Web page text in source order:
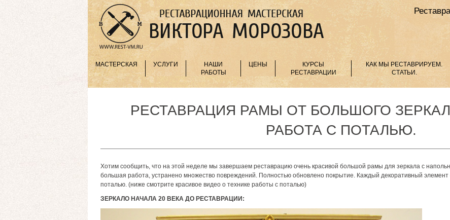
МАСТЕРСКАЯ УСЛУГИ
НАШИ
РАБОТЫ
ЦЕНЫ
КУРСЫ
РЕСТАВРАЦИИ
КАК МЫ РЕСТАВРИРУЕМ.
СТАТЬИ.
РЕСТАВРАЦИЯ РАМЫ ОТ БОЛЬШОГО
РАБОТА С ПОТАЛЬЮ.
Хотим сообщить, что на этой неделе мы завершаем реставрацию очень красивой большой рамы для зеркала с
большая работа, устранено множество повреждений. Полностью обновлено покрытие. Каждый декоративный элемент
поталью. (ниже смотрите красивое видео о технике работы с поталью)
ЗЕРКАЛО НАЧАЛА 20 ВЕКА ДО РЕСТАВРАЦИИ: